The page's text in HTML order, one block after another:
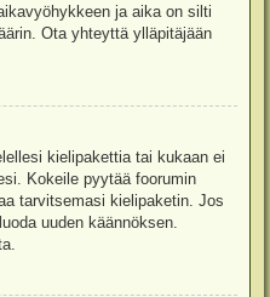
ja aika on silti
Ota yhteyttä ylläpitäjään
kielipakettia tai kukaan ei
Kokeile pyytää foorumin
tarvitsemasi kielipaketin. Jos
uuden käännöksen.